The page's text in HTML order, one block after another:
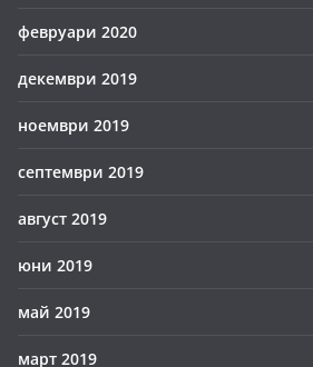
февруари 2020
декември 2019
ноември 2019
септември 2019
август 2019
юни 2019
май 2019
март 2019